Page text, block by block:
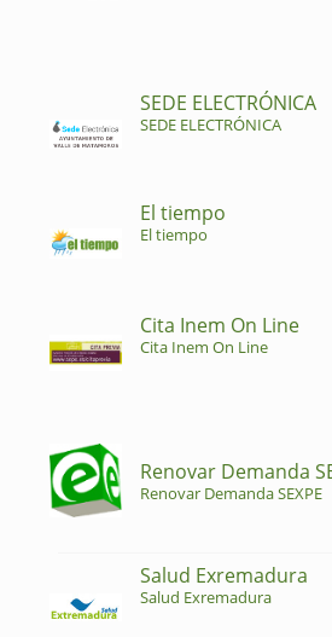
SEDE ELECTRÓNICA
SEDE ELECTRÓNICA
El tiempo
El tiempo
Cita Inem On Line
Cita Inem On Line
Renovar Demanda
Renovar Demanda SEXPE
Salud Exremadura
Salud Exremadura